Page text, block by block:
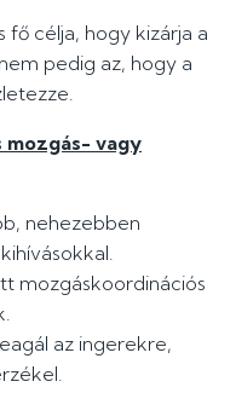
fő célja, hogy kizárja a
pedig az, hogy a
vagy
nehezebben
mozgáskoordinációs
az ingerekre,